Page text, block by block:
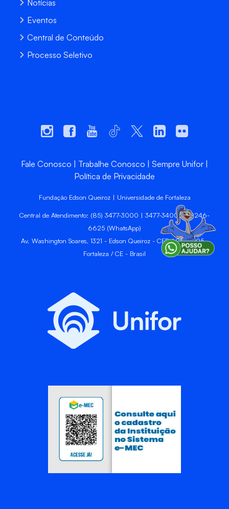
Notícias
Eventos
Central de Conteúdo
Processo Seletivo
Fale Conosco Trabalhe Conosco
Sempre Unifor
Política de Privacidade
Fundação Edson Queiroz | Universidade de Fortaleza
Central de Atendimento: (85) 3477-3000 | 3477-3400 | 99246-
6625 (WhatsApp)
Av. Washington Soares, 1321 - Edson Queiroz - CEP 60811-905 -
Fortaleza / CE - Brasil